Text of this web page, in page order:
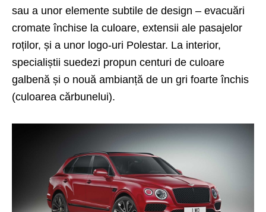
sau a unor elemente subtile de design – evacuări
cromate închise la culoare, extensii ale pasajelor
roților, și a unor logo-uri Polestar. La interior,
specialiștii suedezi propun centuri de culoare
galbenă și o nouă ambianță de un gri foarte închis
(culoarea cărbunelui).